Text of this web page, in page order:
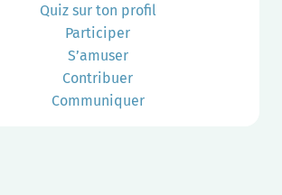
Quiz sur ton profil
Participer
S’amuser
Contribuer
Communiquer